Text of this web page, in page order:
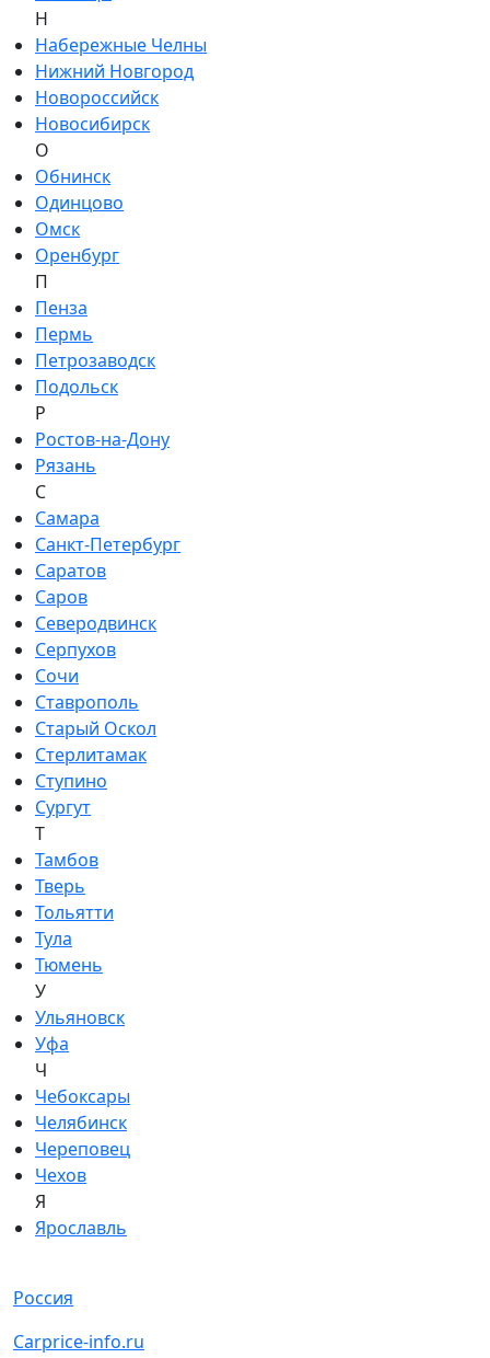
Н
Набережные Челны
Нижний Новгород
Новороссийск
Новосибирск
О
Обнинск
Одинцово
Омск
Оренбург
П
Пенза
Пермь
Петрозаводск
Подольск
Р
Ростов-на-Дону
Рязань
С
Самара
Санкт-Петербург
Саратов
Саров
Северодвинск
Серпухов
Сочи
Ставрополь
Старый Оскол
Стерлитамак
Ступино
Сургут
Т
Тамбов
Тверь
Тольятти
Тула
Тюмень
У
Ульяновск
Уфа
Ч
Чебоксары
Челябинск
Череповец
Чехов
Я
Ярославль
Россия
Carprice-info.ru